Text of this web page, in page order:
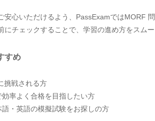
安心いただけるよう、PassExamではMORF
にチェックすることで、学習の進め方をスム
すめ
挑戦される方
率よく合格を目指したい方
・英語の模擬試験をお探しの方